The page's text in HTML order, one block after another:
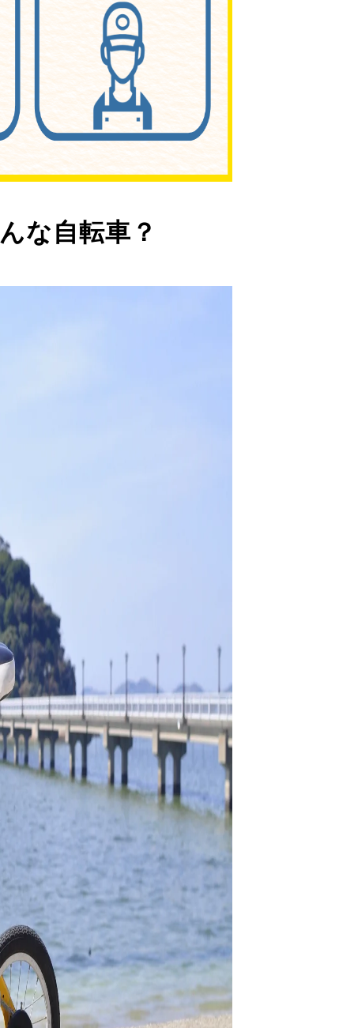
な自転車？